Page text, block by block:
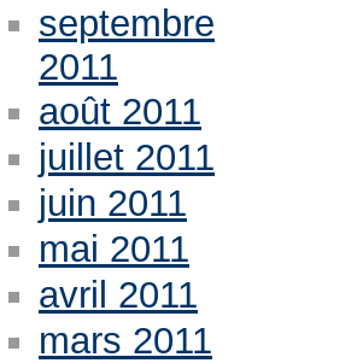
septembre
2011
août 2011
juillet 2011
juin 2011
mai 2011
avril 2011
mars 2011